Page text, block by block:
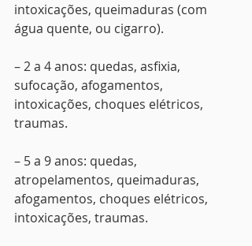
intoxicações, queimaduras (com
água quente, ou cigarro).
– 2 a 4 anos: quedas, asfixia,
sufocação, afogamentos,
intoxicações, choques elétricos,
traumas.
– 5 a 9 anos: quedas,
atropelamentos, queimaduras,
afogamentos, choques elétricos,
intoxicações, traumas.